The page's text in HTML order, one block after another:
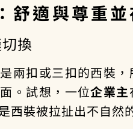
舒適與尊重並
換
兩扣或三扣的西裝
。試想，一位企業主
西裝被拉扯出不自然